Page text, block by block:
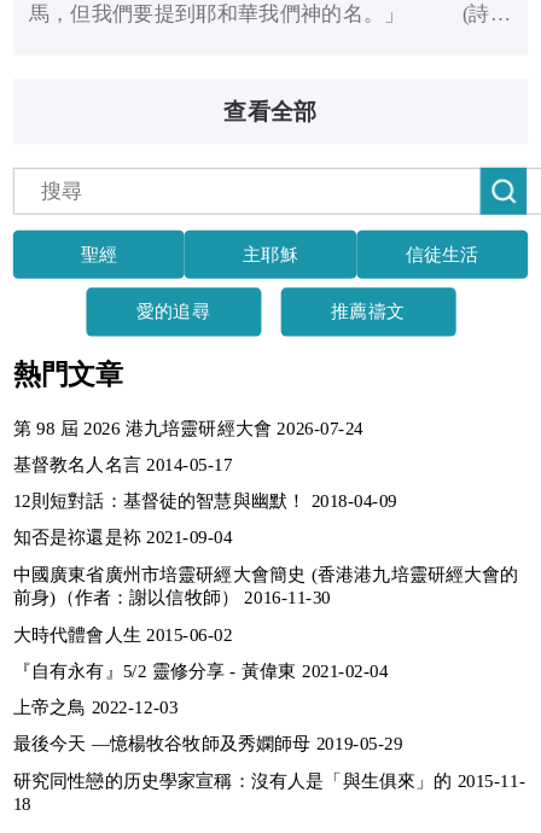
馬，但我們要提到耶和華我們神的名。」 (詩篇
查看全部
聖經 主耶穌 信徒生活
愛的追尋 推薦禱文
熱門文章
第 98 屆 2026 港九培靈研經大會 2026-07-24
基督教名人名言 2014-05-17
12則短對話：基督徒的智慧與幽默！ 2018-04-09
知否是祢還是袮 2021-09-04
中國廣東省廣州市培靈研經大會簡史 (香港港九培靈研經大會的
前身)（作者：謝以信牧師） 2016-11-30
大時代體會人生 2015-06-02
『自有永有』5/2 靈修分享 - 黃偉東 2021-02-04
上帝之鳥 2022-12-03
最後今天 —憶楊牧谷牧師及秀嫻師母 2019-05-29
研究同性戀的历史學家宣稱：沒有人是「與生俱來」的 2015-11-
18